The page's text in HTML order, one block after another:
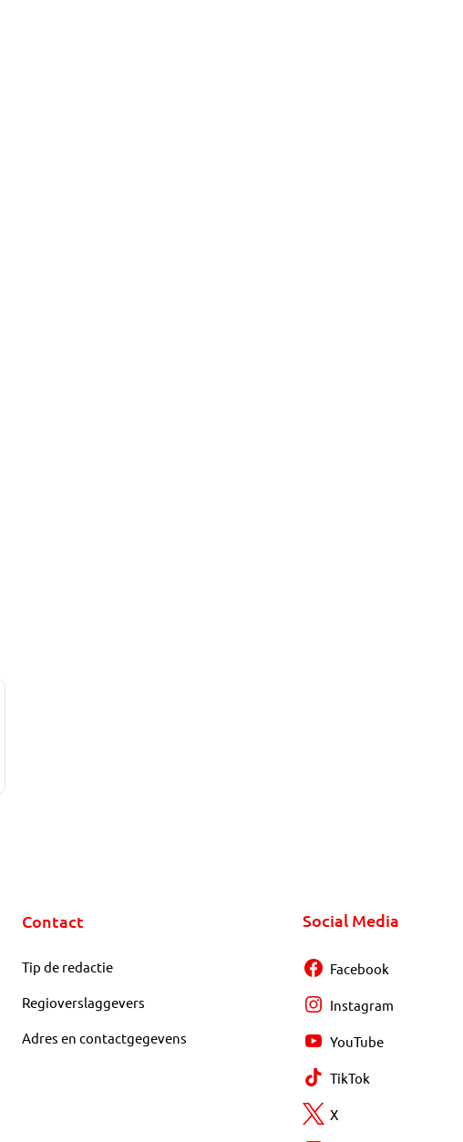
Contact
Tip de redactie
Regioverslaggevers
Adres en contactgegevens
Social Media
Facebook
Instagram
YouTube
TikTok
X